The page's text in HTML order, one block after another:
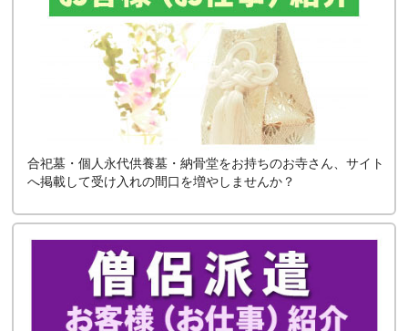
合祀墓・個人永代供養墓・納骨堂をお持ちのお寺さん、サイト
へ掲載して受け入れの間口を増やしませんか？